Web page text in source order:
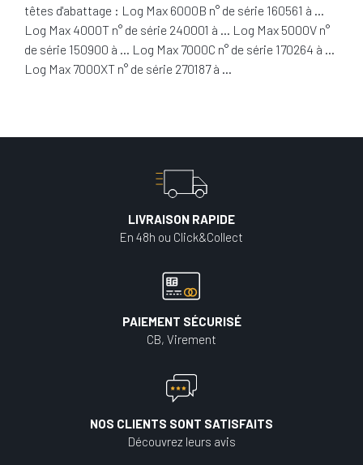
têtes d'abattage : Log Max 6000B n° de série 160561 à …
Log Max 4000T n° de série 240001 à … Log Max 5000V n°
de série 150900 à … Log Max 7000C n° de série 170264 à …
Log Max 7000XT n° de série 270187 à …
LIVRAISON RAPIDE
En 48h ou Click&Collect
PAIEMENT SÉCURISÉ
CB, Virement
NOS CLIENTS SONT SATISFAITS
Découvrez leurs avis